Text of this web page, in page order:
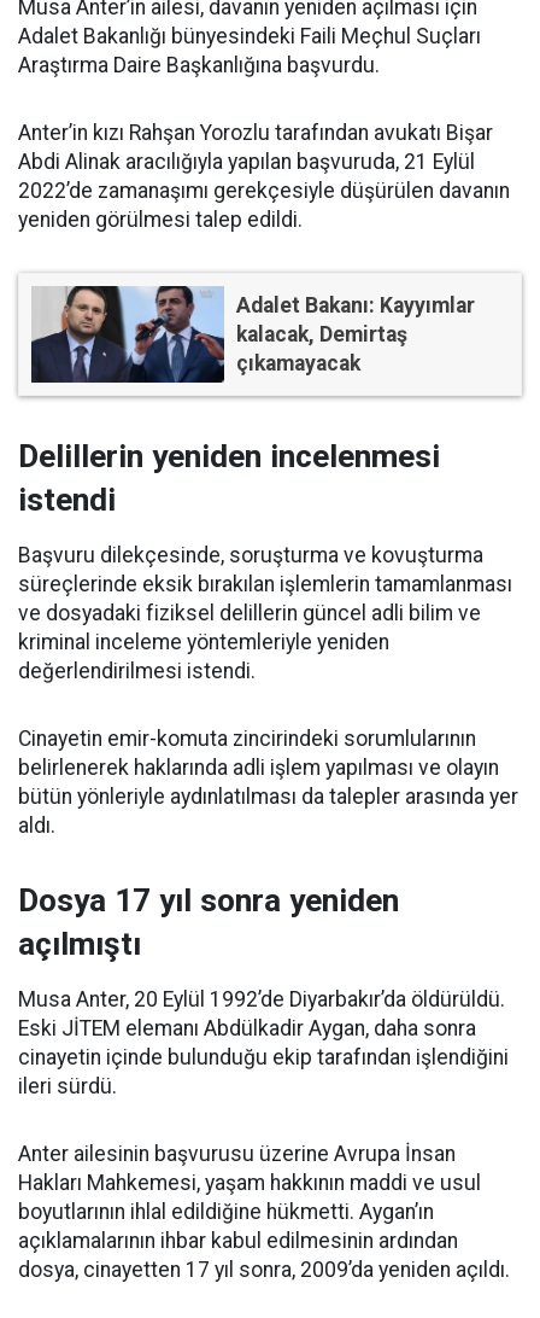
Musa Anter’in ailesi, davanın yeniden açılması için
Adalet Bakanlığı bünyesindeki Faili Meçhul Suçları
Araştırma Daire Başkanlığına başvurdu.
Anter’in kızı Rahşan Yorozlu tarafından avukatı Bişar
Abdi Alinak aracılığıyla yapılan başvuruda, 21 Eylül
2022’de zamanaşımı gerekçesiyle düşürülen davanın
yeniden görülmesi talep edildi.
Adalet Bakanı: Kayyımlar
kalacak, Demirtaş
çıkamayacak
Delillerin yeniden incelenmesi
istendi
Başvuru dilekçesinde, soruşturma ve kovuşturma
süreçlerinde eksik bırakılan işlemlerin tamamlanması
ve dosyadaki fiziksel delillerin güncel adli bilim ve
kriminal inceleme yöntemleriyle yeniden
değerlendirilmesi istendi.
Cinayetin emir-komuta zincirindeki sorumlularının
belirlenerek haklarında adli işlem yapılması ve olayın
bütün yönleriyle aydınlatılması da talepler arasında yer
aldı.
Dosya 17 yıl sonra yeniden
açılmıştı
Musa Anter, 20 Eylül 1992’de Diyarbakır’da öldürüldü.
Eski JİTEM elemanı Abdülkadir Aygan, daha sonra
cinayetin içinde bulunduğu ekip tarafından işlendiğini
ileri sürdü.
Anter ailesinin başvurusu üzerine Avrupa İnsan
Hakları Mahkemesi, yaşam hakkının maddi ve usul
boyutlarının ihlal edildiğine hükmetti. Aygan’ın
açıklamalarının ihbar kabul edilmesinin ardından
dosya, cinayetten 17 yıl sonra, 2009’da yeniden açıldı.